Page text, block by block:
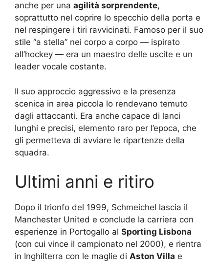
anche per una agilità sorprendente,
soprattutto nel coprire lo specchio della porta e
nel respingere i tiri ravvicinati. Famoso per il suo
stile “a stella” nei corpo a corpo — ispirato
all’hockey — era un maestro delle uscite e un
leader vocale costante.
Il suo approccio aggressivo e la presenza
scenica in area piccola lo rendevano temuto
dagli attaccanti. Era anche capace di lanci
lunghi e precisi, elemento raro per l’epoca, che
gli permetteva di avviare le ripartenze della
squadra.
Ultimi anni e ritiro
Dopo il trionfo del 1999, Schmeichel lascia il
Manchester United e conclude la carriera con
esperienze in Portogallo al Sporting Lisbona
(con cui vince il campionato nel 2000), e rientra
in Inghilterra con le maglie di Aston Villa e